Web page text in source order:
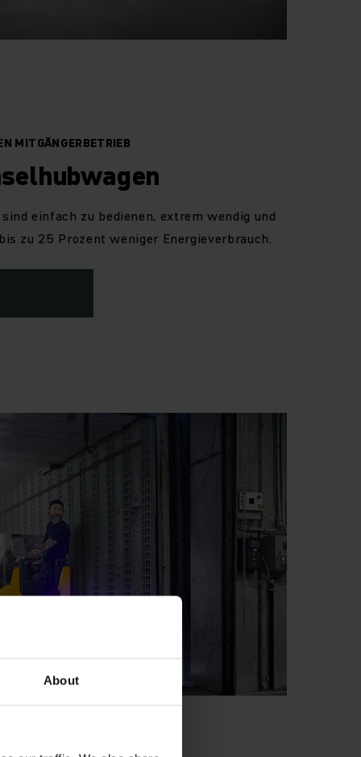
About
MITGÄNGERBETRIEB
einfach zu bedienen, extrem wendig und
zu 25 Prozent weniger Energieverbrauch.